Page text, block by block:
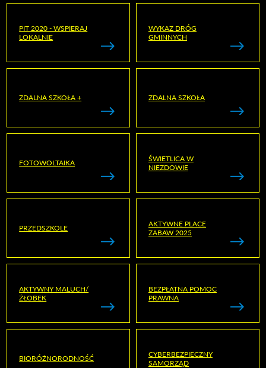
PIT 2020 - WSPIERAJ
LOKALNIE
WYKAZ DRÓG
GMINNYCH
ZDALNA SZKOŁA + ZDALNA SZKOŁA
FOTOWOLTAIKA
ŚWIETLICA W
NIEZDOWIE
PRZEDSZKOLE
AKTYWNE PLACE
ZABAW 2025
AKTYWNY MALUCH/
ŻŁOBEK
BEZPŁATNA POMOC
PRAWNA
BIORÓŻNORODNOŚĆ
CYBERBEZPIECZNY
SAMORZĄD